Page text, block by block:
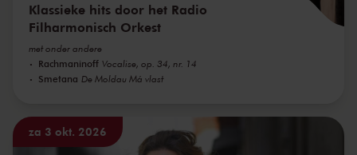
Klassieke hits door het Radio
Filharmonisch Orkest
met onder andere
Rachmaninoff Vocalise, op. 34, nr. 14
Smetana De Moldau Má vlast
za 3 okt. 2026